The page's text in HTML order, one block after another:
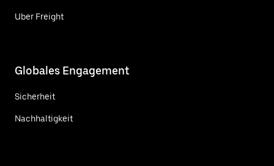
Uber Freight
Globales Engagement
Sicherheit
Nachhaltigkeit